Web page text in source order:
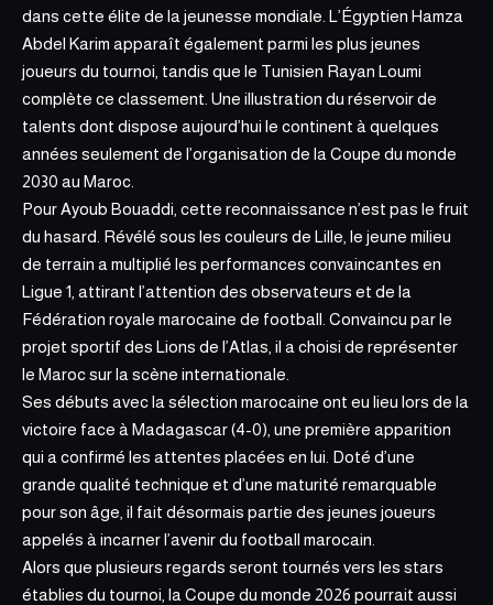
dans cette élite de la jeunesse mondiale. L’Égyptien Hamza
Abdel Karim apparaît également parmi les plus jeunes
joueurs du tournoi, tandis que le Tunisien Rayan Loumi
complète ce classement. Une illustration du réservoir de
talents dont dispose aujourd’hui le continent à quelques
années seulement de l’organisation de la Coupe du monde
2030 au Maroc.
Pour Ayoub Bouaddi, cette reconnaissance n’est pas le fruit
du hasard. Révélé sous les couleurs de Lille, le jeune milieu
de terrain a multiplié les performances convaincantes en
Ligue 1, attirant l’attention des observateurs et de la
Fédération royale marocaine de football. Convaincu par le
projet sportif des Lions de l’Atlas, il a choisi de représenter
le Maroc sur la scène internationale.
Ses débuts avec la sélection marocaine ont eu lieu lors de la
victoire face à Madagascar (4-0), une première apparition
qui a confirmé les attentes placées en lui. Doté d’une
grande qualité technique et d’une maturité remarquable
pour son âge, il fait désormais partie des jeunes joueurs
appelés à incarner l’avenir du football marocain.
Alors que plusieurs regards seront tournés vers les stars
établies du tournoi, la Coupe du monde 2026 pourrait aussi